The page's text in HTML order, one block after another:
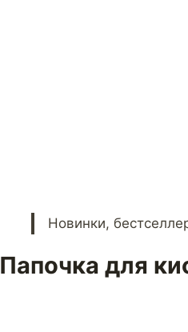
Новинки,
Папочка для